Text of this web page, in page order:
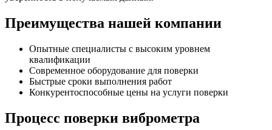
Преимущества нашей компании
Опытные специалисты с высоким уровнем
квалификации
Современное оборудование для поверки
Быстрые сроки выполнения работ
Конкурентоспособные цены на услуги поверки
Процесс поверки виброметра